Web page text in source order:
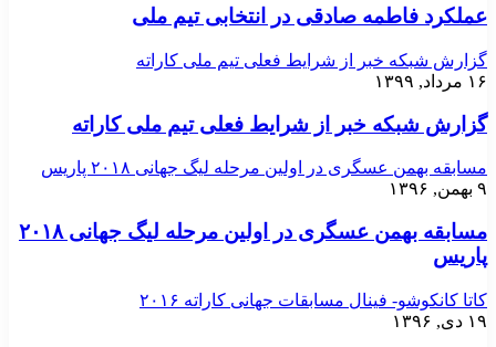
عملکرد فاطمه صادقی در انتخابی تیم ملی
گزارش شبکه خبر از شرایط فعلی تیم ملی کاراته
۱۶ مرداد, ۱۳۹۹
گزارش شبکه خبر از شرایط فعلی تیم ملی کاراته
مسابقه بهمن عسگری در اولین مرحله لیگ جهانی ۲۰۱۸ پاریس
۹ بهمن, ۱۳۹۶
مسابقه بهمن عسگری در اولین مرحله لیگ جهانی ۲۰۱۸
پاریس
کاتا کانکوشو- فینال مسابقات جهانی کاراته ۲۰۱۶
۱۹ دی, ۱۳۹۶